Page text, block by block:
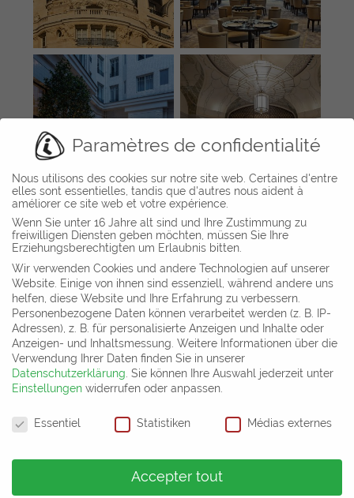
Austria
Dubai
Paramètres de confidentialité
Nous utilisons des cookies sur notre site web. Certaines d'entre
elles sont essentielles, tandis que d'autres nous aident à
améliorer ce site web et votre expérience.
Wenn Sie unter 16 Jahre alt sind und Ihre Zustimmung zu
freiwilligen Diensten geben möchten, müssen Sie Ihre
Erziehungsberechtigten um Erlaubnis bitten.
Wir verwenden Cookies und andere Technologien auf unserer
Website. Einige von ihnen sind essenziell, während andere uns
helfen, diese Website und Ihre Erfahrung zu verbessern.
Personenbezogene Daten können verarbeitet werden (z. B. IP-
Adressen), z. B. für personalisierte Anzeigen und Inhalte oder
Anzeigen- und Inhaltsmessung. Weitere Informationen über die
Verwendung Ihrer Daten finden Sie in unserer
Datenschutzerklärung Sie können Ihre Auswahl jederzeit unter
Einstellungen widerrufen oder anpassen.
Essentiel
Statistiken Médias externes
Accepter tout